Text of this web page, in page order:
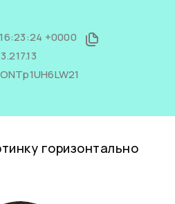
+0000
ONTp1UH6LW21
горизонтально